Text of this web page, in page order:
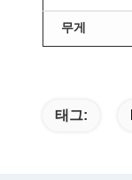
무게
태그: